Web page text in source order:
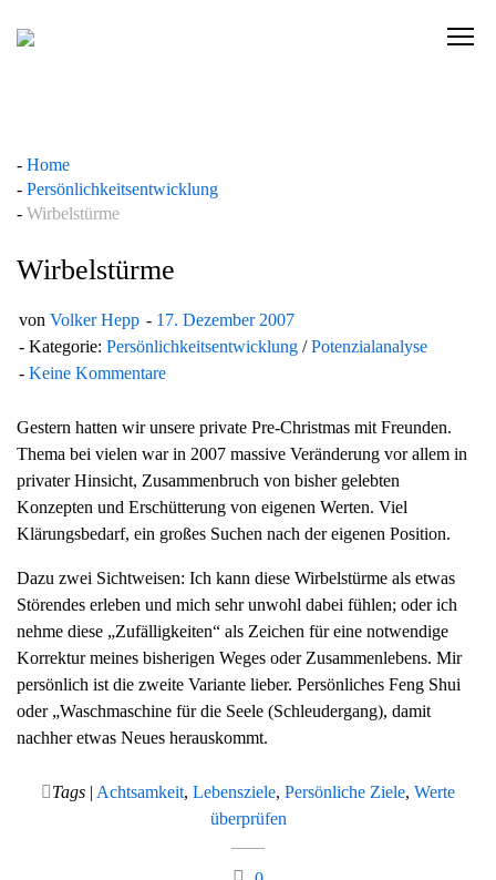
C
v
t
i
n
Home
Persönlichkeitsentwicklung
Wirbelstürme
Wirbelstürme
von Volker Hepp
17. Dezember 2007
Kategorie: Persönlichkeitsentwicklung /Potenzialanalyse
Keine Kommentare
Gestern hatten wir unsere private Pre-Christmas mit Freunden.
Thema bei vielen war in 2007 massive Veränderung vor allem in
privater Hinsicht, Zusammenbruch von bisher gelebten
Konzepten und Erschütterung von eigenen Werten. Viel
Klärungsbedarf, ein großes Suchen nach der eigenen Position.
Dazu zwei Sichtweisen: Ich kann diese Wirbelstürme als etwas
Störendes erleben und mich sehr unwohl dabei fühlen; oder ich
nehme diese „Zufälligkeiten“ als Zeichen für eine notwendige
Korrektur meines bisherigen Weges oder Zusammenlebens. Mir
persönlich ist die zweite Variante lieber. Persönliches Feng Shui
oder „Waschmaschine für die Seele (Schleudergang), damit
nachher etwas Neues herauskommt.
Tags | Achtsamkeit, Lebensziele, Persönliche Ziele, Werte
überprüfen